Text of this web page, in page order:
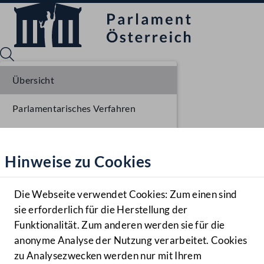
Hilfe
Benutzer
Navigationsmenü öffnen
MENÜ
Hinweise zu Cookies
Die Webseite verwendet Cookies: Zum einen sind
sie erforderlich für die Herstellung der
Funktionalität. Zum anderen werden sie für die
anonyme Analyse der Nutzung verarbeitet. Cookies
zu Analysezwecken werden nur mit Ihrem
Übersicht
Parlamentarisches Verfahren
Liste der Rednerinnen und Redner
Stenographisches Protokoll
Sitzungsdokumente